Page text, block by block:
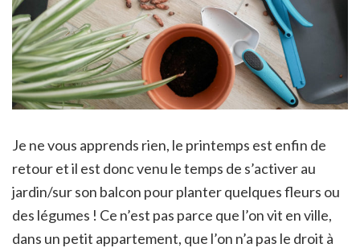
Je ne vous apprends rien, le printemps est enfin de
retour et il est donc venu le temps de s’activer au
jardin/sur son balcon pour planter quelques fleurs ou
des légumes ! Ce n’est pas parce que l’on vit en ville,
dans un petit appartement, que l’on n’a pas le droit à